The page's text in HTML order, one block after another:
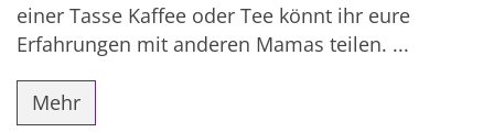
einer Tasse Kaffee oder Tee könnt ihr eure
Erfahrungen mit anderen Mamas teilen. ...
Mehr